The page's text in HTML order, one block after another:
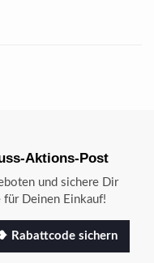
Aktions-Post
und sichere Dir
für Deinen Einkauf!
❥ Rabattcode sichern